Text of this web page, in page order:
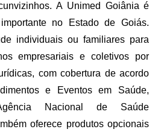
A Unimed Goiânia é
no Estado de Goiás.
individuais ou familiares para
empresariais e coletivos por
com cobertura de acordo
e Eventos em Saúde,
Nacional de Saúde
oferece produtos opcionais